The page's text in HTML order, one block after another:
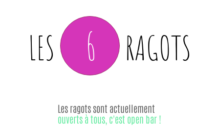
LES 6 RAGOTS
Les ragots sont actuellement
ouverts à tous, c'est open bar !